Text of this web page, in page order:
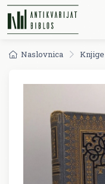
Naslovnica Knjige